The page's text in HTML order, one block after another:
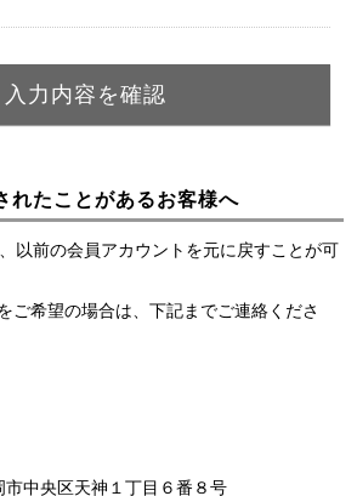
れたことがあるお客様へ
以前の会員アカウントを元に戻すことが可
ご希望の場合は、下記までご連絡くださ
中央区天神１丁目６番８号